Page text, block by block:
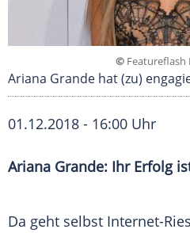
© Featureflash
Ariana Grande hat (zu)
01.12.2018 - 16:00 Uhr
Ariana Grande: Ihr Erfolg
Da geht selbst Internet-